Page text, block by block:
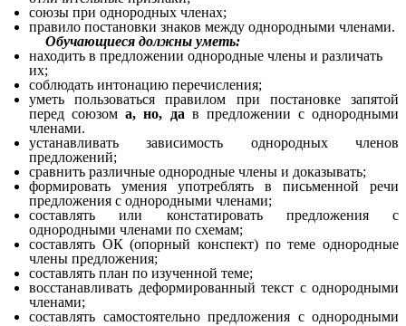
союзы при однородных членах;
правило постановки знаков между однородными членами.
Обучающиеся должны уметь:
находить в предложении однородные члены и различать
их;
соблюдать интонацию перечисления;
уметь пользоваться правилом при постановке запятой
перед союзома, но, да в предложении с однородными
членами.
устанавливать зависимость однородных членов
предложений;
сравнить различные однородные члены и доказывать;
формировать умения употреблять в письменной речи
предложения с однородными членами;
составлять или констатировать предложения с
однородными членами по схемам;
составлять ОК (опорный конспект) по теме однородные
члены предложения;
составлять план по изученной теме;
восстанавливать деформированный текст с однородными
членами;
составлять самостоятельно предложения с однородными